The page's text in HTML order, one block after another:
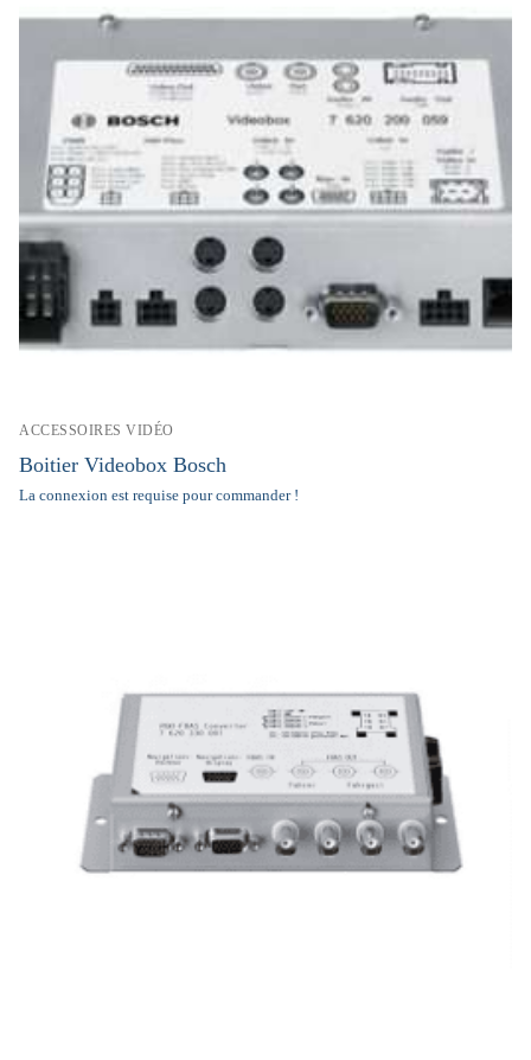
ACCESSOIRES VIDÉO
Boitier Videobox Bosch
La connexion est requise pour commander !